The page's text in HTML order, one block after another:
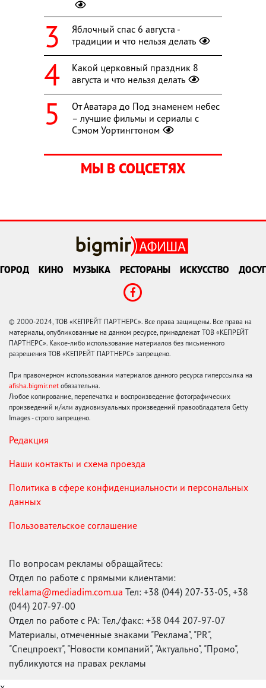
Яблочный спас 6 августа -
традиции и что нельзя делать
Какой церковный праздник 8
августа и что нельзя делать
От Аватара до Под знаменем небес
– лучшие фильмы и сериалы с
Сэмом Уортингтоном
МЫ В СОЦСЕТЯХ
ГОРОД КИНО МУЗЫКА РЕСТОРАНЫ ИСКУССТВО ДОСУГ
© 2000-2024, ТОВ «КЕПРЕЙТ ПАРТНЕРС». Все права защищены. Все права на
материалы, опубликованные на данном ресурсе, принадлежат ТОВ «КЕПРЕЙТ
ПАРТНЕРС». Какое-либо использование материалов без письменного
разрешения ТОВ «КЕПРЕЙТ ПАРТНЕРС» запрещено.
При правомерном использовании материалов данного ресурса гиперссылка на
afisha.bigmir.net обязательна.
Любое копирование, перепечатка и воспроизведение фотографических
произведений и/или аудиовизуальных произведений правообладателя Getty
Images - строго запрещено.
Редакция
Наши контакты и схема проезда
Политика в сфере конфиденциальности и персональных
данных
Пользовательское соглашение
По вопросам рекламы обращайтесь:
Отдел по работе с прямыми клиентами:
reklama@mediadim.com.ua Тел: +38 (044) 207-33-05, +38
(044) 207-97-00
Отдел по работе с РА: Тел./факс: +38 044 207-97-07
Материалы, отмеченные знаками "Реклама", "PR",
"Спецпроект", "Новости компаний", "Актуально", "Промо",
публикуются на правах рекламы